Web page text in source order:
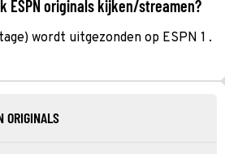
ESPN originals kijken/streamen?
wordt uitgezonden op ESPN 1 .
ORIGINALS